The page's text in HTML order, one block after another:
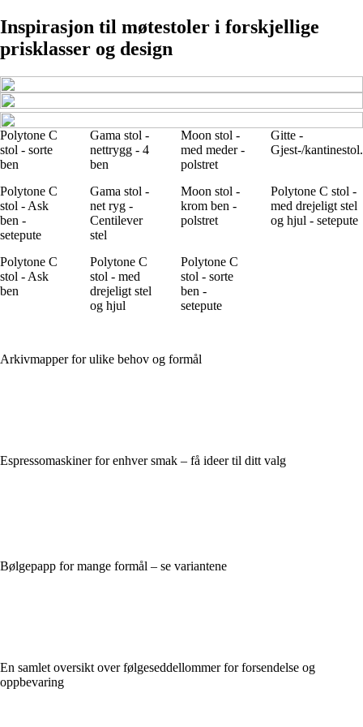
Inspirasjon til møtestoler i forskjellige
prisklasser og design
Polytone C
stol - sorte
ben
Gama stol -
nettrygg - 4
ben
Moon stol -
med meder -
polstret
Gitte -
Gjest-/kantinestol.
Polytone C
stol - Ask
ben -
setepute
Gama stol -
net ryg -
Centilever
stel
Moon stol -
krom ben -
polstret
Polytone C stol -
med drejeligt stel
og hjul - setepute
Polytone C
stol - Ask
ben
Polytone C
stol - med
drejeligt stel
og hjul
Polytone C
stol - sorte
ben -
setepute
Arkivmapper for ulike behov og formål
Espressomaskiner for enhver smak – få ideer til ditt valg
Bølgepapp for mange formål – se variantene
En samlet oversikt over følgeseddellommer for forsendelse og
oppbevaring